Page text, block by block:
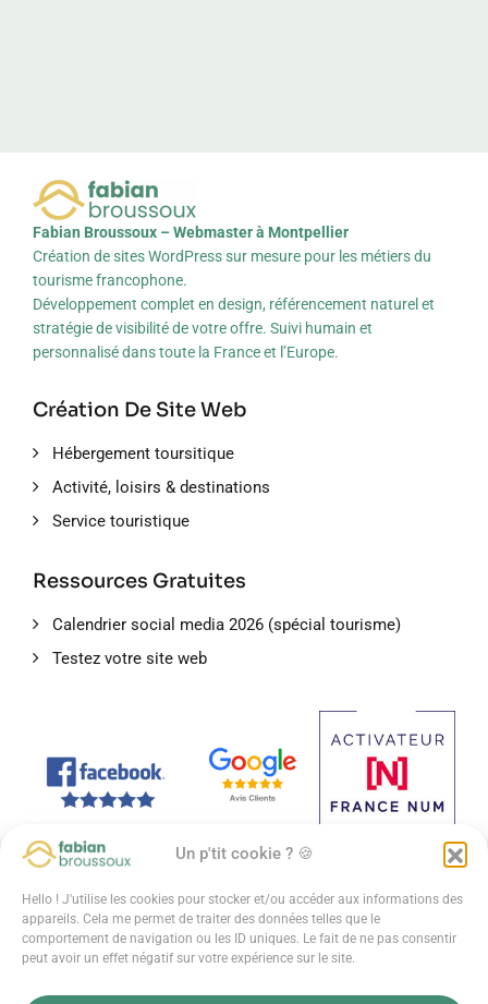
Un p'tit cookie ? 🍪
Hello ! J'utilise les cookies pour stocker et/ou accéder aux informations des
appareils. Cela me permet de traiter des données telles que le
comportement de navigation ou les ID uniques. Le fait de ne pas consentir
peut avoir un effet négatif sur votre expérience sur le site.
Fabian Broussoux – Webmaster à Montpellier
Création de sites WordPress sur mesure pour les métiers du
tourisme francophone.
Développement complet en design, référencement naturel et
stratégie de visibilité de votre offre. Suivi humain et
personnalisé dans toute la France et l’Europe.
Création De Site Web
Hébergement toursitique
Activité, loisirs & destinations
Service touristique
Ressources Gratuites
Calendrier social media 2026 (spécial tourisme)
Testez votre site web
générales-Politique de confidentialité-Mentions légales